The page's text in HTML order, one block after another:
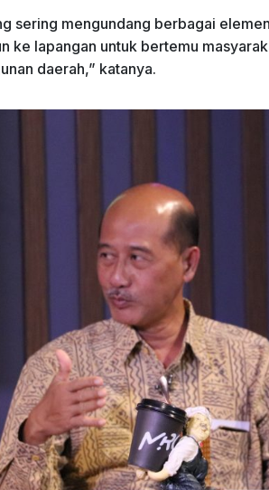
sering mengundang berbagai
ke lapangan untuk bertemu
daerah,” katanya.